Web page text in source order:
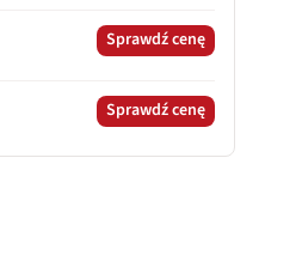
Sprawdź cenę
Sprawdź cenę